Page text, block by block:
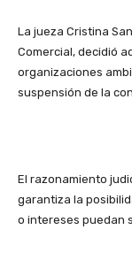
La jueza Cristina
Comercial, decidió
organizaciones
suspensión de la
El razonamiento
garantiza la
o intereses puedan